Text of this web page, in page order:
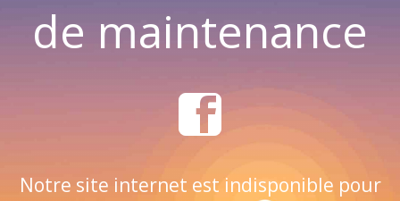
de maintenance
Notre site internet est indisponible pour